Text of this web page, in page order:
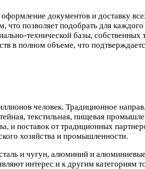
документов и доставку
позволяет подобрать для
технической базы, собственных
в полном объеме, что
человек. Традиционное
текстильная, пищевая
и поставок от традиционных
хозяйства и промышленности.
и чугун, алюминий и
интерес и к другим категориям